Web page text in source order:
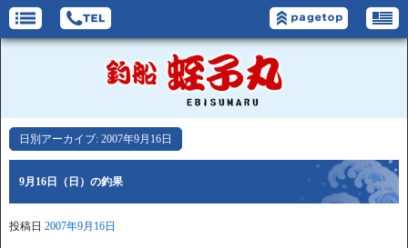
日別アーカイブ: 2007年9月16日
9月16日（日）の釣果
投稿日 2007年9月16日